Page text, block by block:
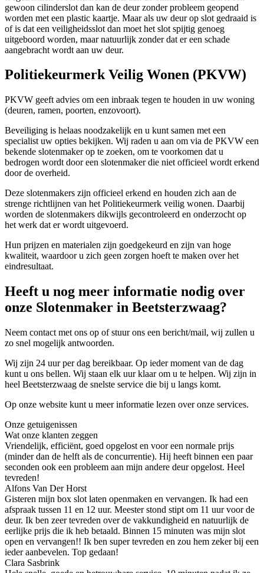
gewoon cilinderslot dan kan de deur zonder probleem geopend
worden met een plastic kaartje. Maar als uw deur op slot gedraaid is
of is dat een veiligheidsslot dan moet het slot spijtig genoeg
uitgeboord worden, maar natuurlijk zonder dat er een schade
aangebracht wordt aan uw deur.
Politiekeurmerk Veilig Wonen (PKVW)
PKVW geeft advies om een inbraak tegen te houden in uw woning
(deuren, ramen, poorten, enzovoort).
Beveiliging is helaas noodzakelijk en u kunt samen met een
specialist uw opties bekijken. Wij raden u aan om via de PKVW een
bekende slotenmaker op te zoeken, om te voorkomen dat u
bedrogen wordt door een slotenmaker die niet officieel wordt erkend
door de overheid.
Deze slotenmakers zijn officieel erkend en houden zich aan de
strenge richtlijnen van het Politiekeurmerk veilig wonen. Daarbij
worden de slotenmakers dikwijls gecontroleerd en onderzocht op
het werk dat er wordt uitgevoerd.
Hun prijzen en materialen zijn goedgekeurd en zijn van hoge
kwaliteit, waardoor u zich geen zorgen hoeft te maken over het
eindresultaat.
Heeft u nog meer informatie nodig over
onze Slotenmaker in Beetsterzwaag?
Neem contact met ons op of stuur ons een bericht/mail, wij zullen u
zo snel mogelijk antwoorden.
Wij zijn 24 uur per dag bereikbaar. Op ieder moment van de dag
kunt u ons bellen. Wij staan elk uur klaar om u te helpen. Wij zijn in
heel Beetsterzwaag de snelste service die bij u langs komt.
Op onze website kunt u meer informatie lezen over onze services.
Onze getuigenissen
Wat onze klanten zeggen
Vriendelijk, efficiënt, goed opgelost en voor een normale prijs
(minder dan de helft als de concurrentie). Hij heeft binnen een paar
seconden ook een probleem aan mijn andere deur opgelost. Heel
tevreden!
Alfons Van Der Horst
Gisteren mijn box slot laten openmaken en vervangen. Ik had een
afspraak tussen 11 en 12 uur. Meester stond stipt om 11 uur voor de
deur. Ik ben zeer tevreden over de vakkundigheid en natuurlijk de
eerlijke prijs die ik heb betaald. Binnen 15 minuten was mijn slot
open en vervangen!! Ik ben super tevreden en zou hem zeker bij een
ieder aanbevelen. Top gedaan!
Clara Sasbrink